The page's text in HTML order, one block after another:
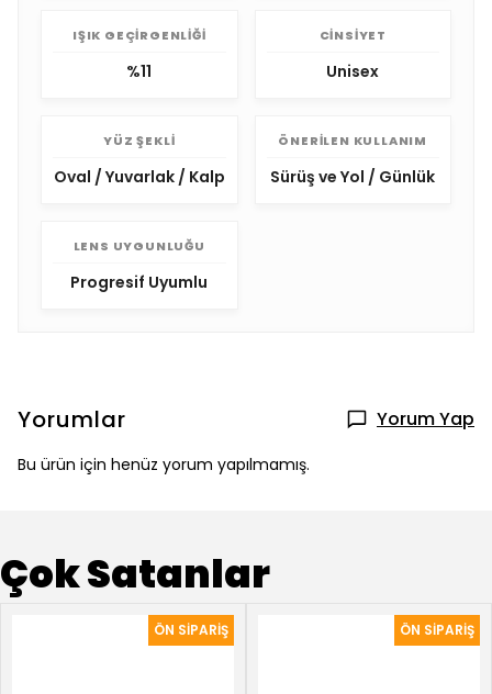
IŞIK GEÇIRGENLIĞI
%11
CINSIYET
Unisex
YÜZ ŞEKLI
Oval / Yuvarlak / Kalp
ÖNERILEN KULLANIM
Sürüş ve Yol / Günlük
LENS UYGUNLUĞU
Progresif Uyumlu
Yorumlar Yorum Yap
Bu ürün için henüz yorum yapılmamış.
Çok Satanlar